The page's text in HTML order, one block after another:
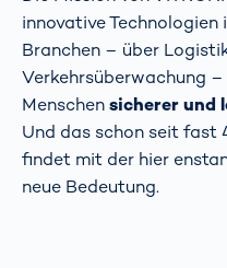
innovative Technologien
Branchen – über
Verkehrsüberwachung
Menschensicherer und
Und das schon seit fast
findet mit der hier
neue Bedeutung.